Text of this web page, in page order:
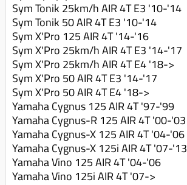
Sym Tonik 25km/h AIR 4T E3 '10-'14
Sym Tonik 50 AIR 4T E3 '10-'14
Sym X'Pro 125 AIR 4T '14-'16
Sym X'Pro 25km/h AIR 4T E3 '14-'17
Sym X'Pro 25km/h AIR 4T E4 '18->
Sym X'Pro 50 AIR 4T E3 '14-'17
Sym X'Pro 50 AIR 4T E4 '18->
Yamaha Cygnus 125 AIR 4T '97-'99
Yamaha Cygnus-R 125 AIR 4T '00-'03
Yamaha Cygnus-X 125 AIR 4T '04-'06
Yamaha Cygnus-X 125i AIR 4T '07-'13
Yamaha Vino 125 AIR 4T '04-'06
Yamaha Vino 125i AIR 4T '07->